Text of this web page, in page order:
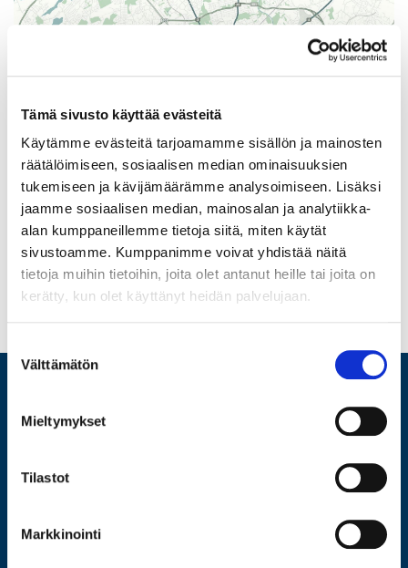
Tämä sivusto käyttää evästeitä
Käytämme evästeitä tarjoamamme sisällön ja mainosten
räätälöimiseen, sosiaalisen median ominaisuuksien
tukemiseen ja kävijämäärämme analysoimiseen. Lisäksi
jaamme sosiaalisen median, mainosalan ja analytiikka-
alan kumppaneillemme tietoja siitä, miten käytät
sivustoamme. Kumppanimme voivat yhdistää näitä
tietoja muihin tietoihin, joita olet antanut heille tai joita on
kerätty, kun olet käyttänyt heidän palvelujaan.
valinta
Välttämätön
Mieltymykset
Tilastot
Markkinointi
Lainaa konttoreistamme